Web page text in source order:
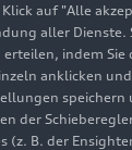
auf "Alle
aller Dienste.
indem Sie
anklicken
der
(z. B. der